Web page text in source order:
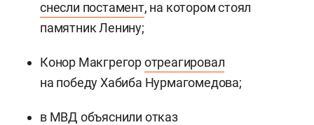
снесли постамент, на котором стоял
памятник Ленину;
Конор Макгрегоротреагировал
на победу Хабиба Нурмагомедова;
в МВД объяснили отказ